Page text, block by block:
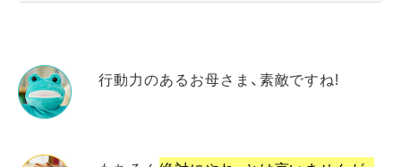
行動力のあるお母さま、素敵ですね!